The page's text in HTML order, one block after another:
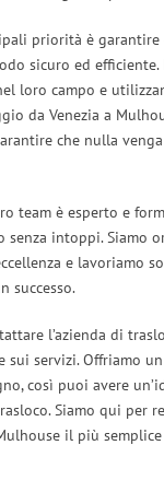
priorità è
sicuro ed
loro campo e
da Venezia a
che nulla
team è esperto e
senza intoppi. Siamo
e lavoriamo
successo.
l’azienda di
sui servizi. Offriamo
così puoi avere
Siamo qui per
il più semplice